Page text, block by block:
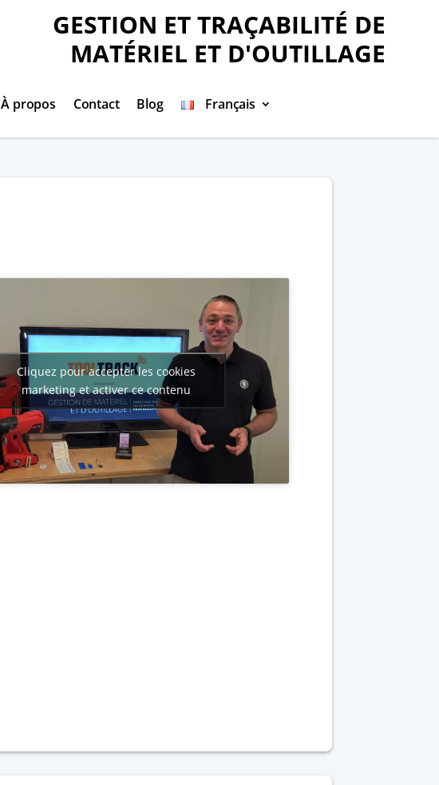
GESTION ET TRAÇABILITÉ DE
MATÉRIEL ET D'OUTILLAGE
À propos Contact Blog Français
Cliquez pour accepter les cookies
marketing et activer ce contenu